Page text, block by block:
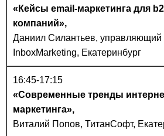
«Кейсы email-маркетинга для
компаний»,
Даниил Силантьев, управляющий
InboxMarketing, Екатеринбург
16:45-17:15
«Современные тренды
маркетинга»,
Виталий Попов, ТитанСофт,